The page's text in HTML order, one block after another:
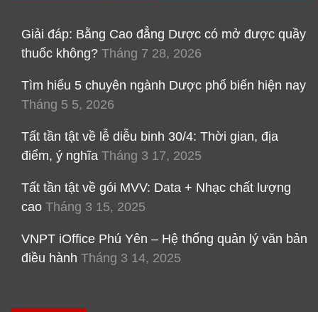
Giải đáp: Bằng Cao đẳng Dược có mở được quầy
thuốc không? Tháng 7 28, 2026
Tìm hiểu 5 chuyên ngành Dược phổ biến hiện nay
Tháng 5 5, 2026
Tất tần tật về lễ diễu binh 30/4: Thời gian, địa
điểm, ý nghĩa Tháng 3 17, 2025
Tất tần tật về gói MVV: Data + Nhạc chất lượng
cao Tháng 3 15, 2025
VNPT iOffice Phú Yên – Hệ thống quản lý văn bản
điều hành Tháng 3 14, 2025